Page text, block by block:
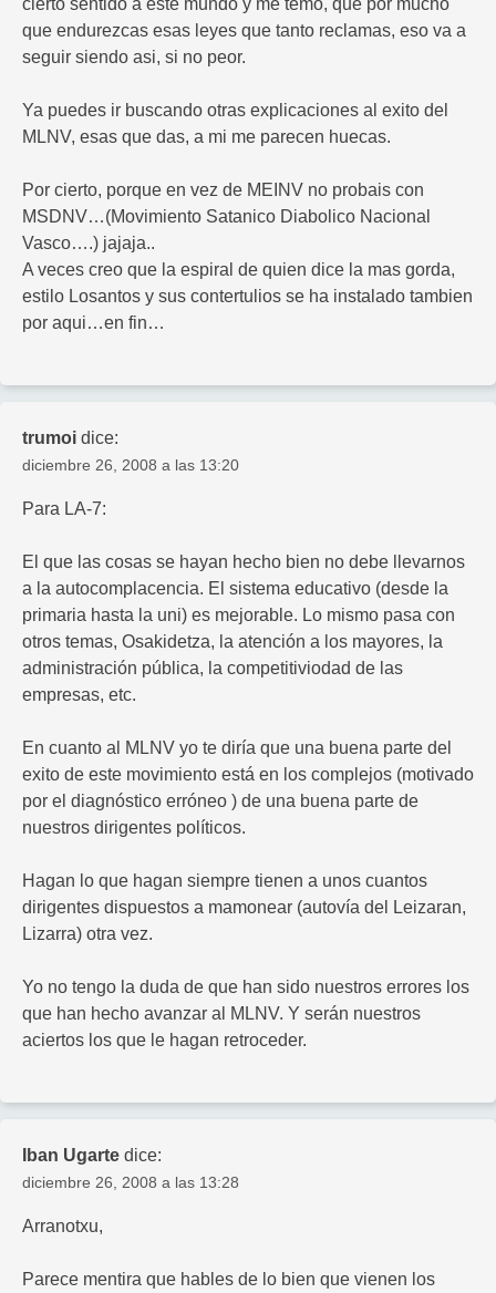
cierto sentido a este mundo y me temo, que por mucho
que endurezcas esas leyes que tanto reclamas, eso va a
seguir siendo asi, si no peor.
Ya puedes ir buscando otras explicaciones al exito del
MLNV, esas que das, a mi me parecen huecas.
Por cierto, porque en vez de MEINV no probais con
MSDNV…(Movimiento Satanico Diabolico Nacional
Vasco….) jajaja..
A veces creo que la espiral de quien dice la mas gorda,
estilo Losantos y sus contertulios se ha instalado tambien
por aqui…en fin…
trumoi dice:
diciembre 26, 2008 a las 13:20
Para LA-7:
El que las cosas se hayan hecho bien no debe llevarnos
a la autocomplacencia. El sistema educativo (desde la
primaria hasta la uni) es mejorable. Lo mismo pasa con
otros temas, Osakidetza, la atención a los mayores, la
administración pública, la competitiviodad de las
empresas, etc.
En cuanto al MLNV yo te diría que una buena parte del
exito de este movimiento está en los complejos (motivado
por el diagnóstico erróneo ) de una buena parte de
nuestros dirigentes políticos.
Hagan lo que hagan siempre tienen a unos cuantos
dirigentes dispuestos a mamonear (autovía del Leizaran,
Lizarra) otra vez.
Yo no tengo la duda de que han sido nuestros errores los
que han hecho avanzar al MLNV. Y serán nuestros
aciertos los que le hagan retroceder.
Iban Ugarte dice:
diciembre 26, 2008 a las 13:28
Arranotxu,
Parece mentira que hables de lo bien que vienen los